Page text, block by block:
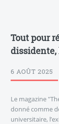
Tout pour
dissidente,
6 AOÛT 2025
Le magazine
donné comme
universitaire,